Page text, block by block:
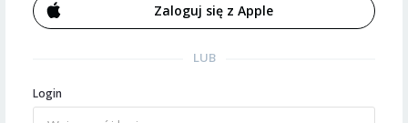
Zaloguj się z Apple
LUB
Login